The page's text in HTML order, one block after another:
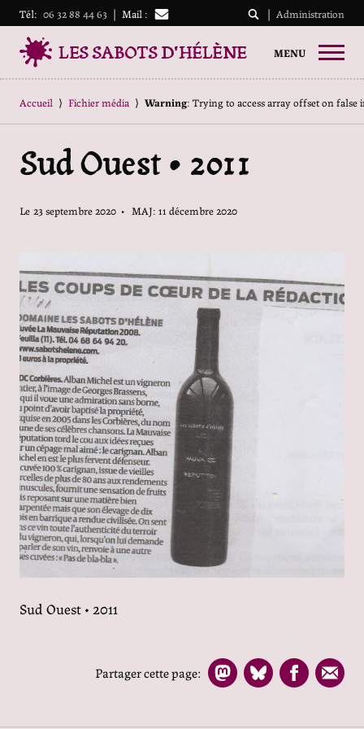
Tél: 06 32 88 44 63 | Mail : | Administration
LES SABOTS D'HÉLÈNE MENU
Accueil ⟩ Fichier média ⟩ Warning: Trying to access array offset on false
Sud Ouest • 2011
Le 23 septembre 2020 • MAJ: 11 décembre 2020
Sud Ouest • 2011
Partager cette page: